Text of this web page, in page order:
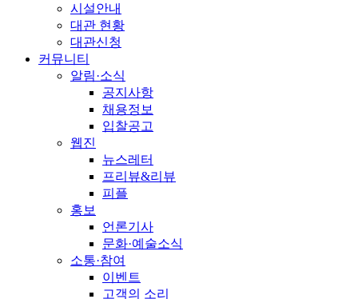
시설안내
대관 현황
대관신청
커뮤니티
알림·소식
공지사항
채용정보
입찰공고
웹진
뉴스레터
프리뷰&리뷰
피플
홍보
언론기사
문화·예술소식
소통·참여
이벤트
고객의 소리